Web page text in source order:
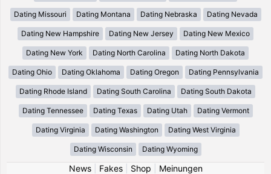
Dating Missouri Dating Montana Dating Nebraska Dating Nevada
Dating New Hampshire Dating New Jersey Dating New Mexico
Dating New York Dating North Carolina Dating North Dakota
Dating Ohio Dating Oklahoma Dating Oregon Dating Pennsylvania
Dating Rhode Island Dating South Carolina Dating South Dakota
Dating Tennessee Dating Texas Dating Utah Dating Vermont
Dating Virginia Dating Washington Dating West Virginia
Dating Wisconsin Dating Wyoming
News| Fakes| Shop
Meinungen